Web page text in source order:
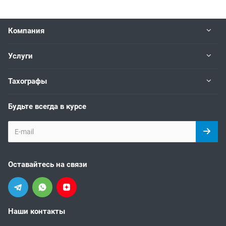
Компания
Услуги
Тахографы
Будьте всегда в курсе
Оставайтесь на связи
Наши контакты